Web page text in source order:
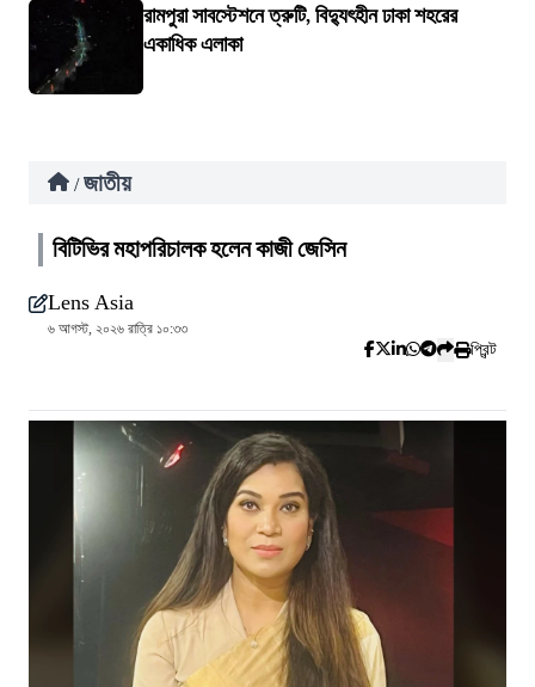
রামপুরা সাবস্টেশনে ত্রুটি, বিদ্যুৎহীন ঢাকা শহরের
একাধিক এলাকা
/ জাতীয়
বিটিভির মহাপরিচালক হলেন কাজী জেসিন
Lens Asia
৬ আগস্ট, ২০২৬ রাত্রি ১০:৩৩
প্রিন্ট